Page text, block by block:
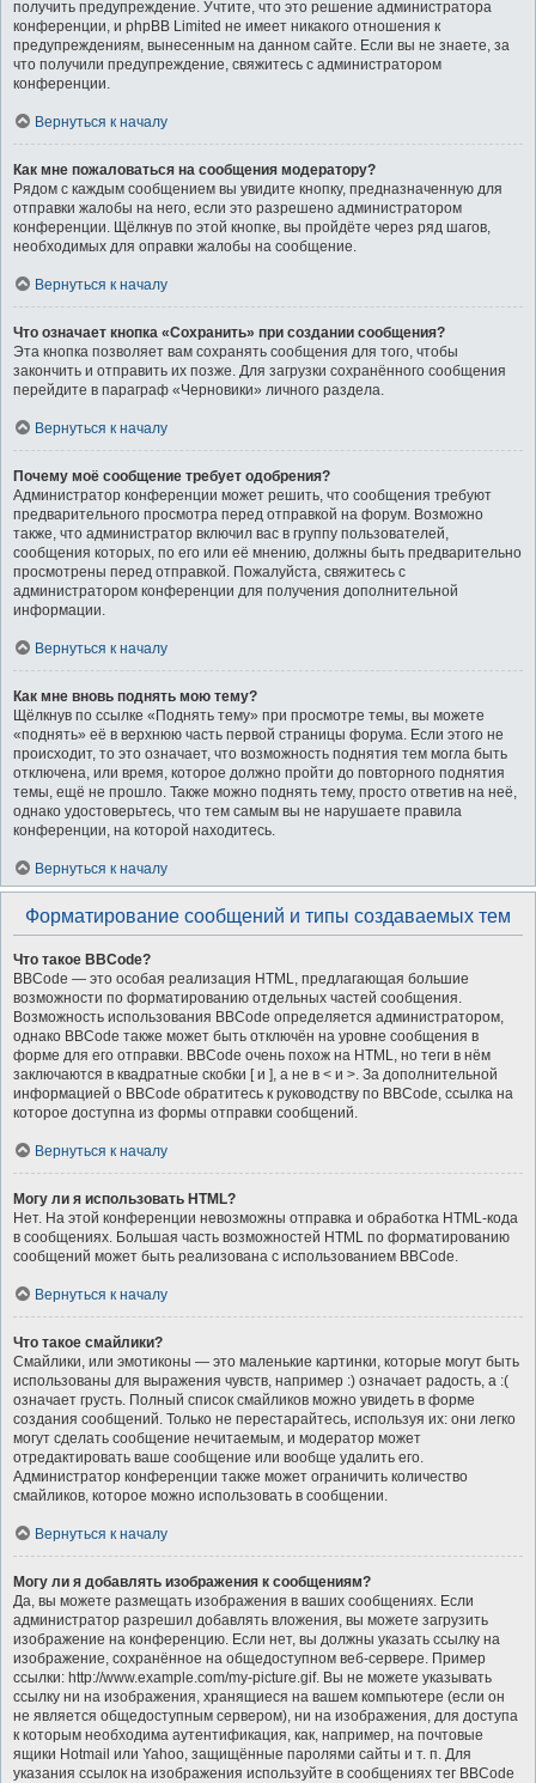
получить предупреждение. Учтите, что это решение администратора
конференции, и phpBB Limited не имеет никакого отношения к
предупреждениям, вынесенным на данном сайте. Если вы не знаете, за
что получили предупреждение, свяжитесь с администратором
конференции.
Вернуться к началу
Как мне пожаловаться на сообщения модератору?
Рядом с каждым сообщением вы увидите кнопку, предназначенную для
отправки жалобы на него, если это разрешено администратором
конференции. Щёлкнув по этой кнопке, вы пройдёте через ряд шагов,
необходимых для оправки жалобы на сообщение.
Вернуться к началу
Что означает кнопка «Сохранить» при создании сообщения?
Эта кнопка позволяет вам сохранять сообщения для того, чтобы
закончить и отправить их позже. Для загрузки сохранённого сообщения
перейдите в параграф «Черновики» личного раздела.
Вернуться к началу
Почему моё сообщение требует одобрения?
Администратор конференции может решить, что сообщения требуют
предварительного просмотра перед отправкой на форум. Возможно
также, что администратор включил вас в группу пользователей,
сообщения которых, по его или её мнению, должны быть предварительно
просмотрены перед отправкой. Пожалуйста, свяжитесь с
администратором конференции для получения дополнительной
информации.
Вернуться к началу
Как мне вновь поднять мою тему?
Щёлкнув по ссылке «Поднять тему» при просмотре темы, вы можете
«поднять» её в верхнюю часть первой страницы форума. Если этого не
происходит, то это означает, что возможность поднятия тем могла быть
отключена, или время, которое должно пройти до повторного поднятия
темы, ещё не прошло. Также можно поднять тему, просто ответив на неё,
однако удостоверьтесь, что тем самым вы не нарушаете правила
конференции, на которой находитесь.
Вернуться к началу
Форматирование сообщений и типы создаваемых тем
Что такое BBCode?
BBCode — это особая реализация HTML, предлагающая большие
возможности по форматированию отдельных частей сообщения.
Возможность использования BBCode определяется администратором,
однако BBCode также может быть отключён на уровне сообщения в
форме для его отправки. BBCode очень похож на HTML, но теги в нём
заключаются в квадратные скобки [ и ], а не в < и >. За дополнительной
информацией о BBCode обратитесь к руководству по BBCode, ссылка на
которое доступна из формы отправки сообщений.
Вернуться к началу
Могу ли я использовать HTML?
Нет. На этой конференции невозможны отправка и обработка HTML-кода
в сообщениях. Большая часть возможностей HTML по форматированию
сообщений может быть реализована с использованием BBCode.
Вернуться к началу
Что такое смайлики?
Смайлики, или эмотиконы — это маленькие картинки, которые могут быть
использованы для выражения чувств, например :) означает радость, а :(
означает грусть. Полный список смайликов можно увидеть в форме
создания сообщений. Только не перестарайтесь, используя их: они легко
могут сделать сообщение нечитаемым, и модератор может
отредактировать ваше сообщение или вообще удалить его.
Администратор конференции также может ограничить количество
смайликов, которое можно использовать в сообщении.
Вернуться к началу
Могу ли я добавлять изображения к сообщениям?
Да, вы можете размещать изображения в ваших сообщениях. Если
администратор разрешил добавлять вложения, вы можете загрузить
изображение на конференцию. Если нет, вы должны указать ссылку на
изображение, сохранённое на общедоступном веб-сервере. Пример
ссылки: http://www.example.com/my-picture.gif. Вы не можете указывать
ссылку ни на изображения, хранящиеся на вашем компьютере (если он
не является общедоступным сервером), ни на изображения, для доступа
к которым необходима аутентификация, как, например, на почтовые
ящики Hotmail или Yahoo, защищённые паролями сайты и т. п. Для
указания ссылок на изображения используйте в сообщениях тег BBCode